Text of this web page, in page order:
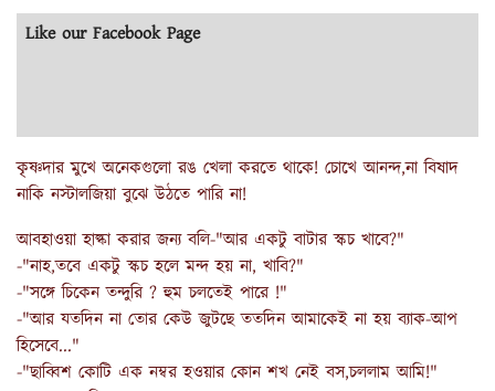
Like our Facebook Page
কৃষ্ণদার মুখে অনেকগুলো রঙ খেলা করতে থাকে! চোখে আনন্দ,না বিষাদ
নাকি নস্টালজিয়া বুঝে উঠতে পারি না!
আবহাওয়া হাল্কা করার জন্য বলি-"আর একটু বাটার স্কচ খাবে?"
-"নাহ,তবে একটু স্কচ হলে মন্দ হয় না, খাবি?"
-"সঙ্গে চিকেন তন্দুরি ? হুম চলতেই পারে !"
-"আর যতদিন না তোর কেউ জুটছে ততদিন আমাকেই না হয় ব্যাক-আপ
হিসেবে..."
-"ছাব্বিশ কোটি এক নম্বর হওয়ার কোন শখ নেই বস,চললাম আমি!"